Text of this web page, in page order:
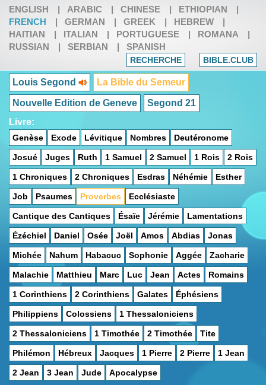
ENGLISH | ARABIC | CHINESE | ETHIOPIAN
|
FRENCH
| GERMAN | GREEK | HEBREW
|
HAITIAN
| ITALIAN | PORTUGUESE | ROMANA
|
RUSSIAN
| SERBIAN | SPANISH
RECHERCHE BIBLE.CLUB
Louis Segond La Bible du Semeur
Nouvelle Edition de Geneve
Segond 21
Livre:
Genèse Exode Lévitique Nombres Deutéronome
Josué Juges Ruth 1 Samuel 2 Samuel 1 Rois 2 Rois
1 Chroniques 2 Chroniques Esdras Néhémie Esther
Job Psaumes Proverbes Ecclésiaste
Cantique des Cantiques Ésaïe Jérémie Lamentations
Ézéchiel Daniel Osée Joël Amos Abdias Jonas
Michée Nahum Habacuc Sophonie Aggée Zacharie
Malachie Matthieu Marc Luc Jean Actes Romains
1 Corinthiens 2 Corinthiens Galates Éphésiens
Philippiens Colossiens 1 Thessaloniciens
2 Thessaloniciens 1 Timothée 2 Timothée Tite
Philémon Hébreux Jacques 1 Pierre 2 Pierre 1 Jean
2 Jean 3 Jean Jude Apocalypse